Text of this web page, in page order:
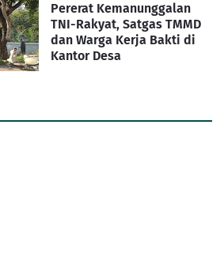
Pererat Kemanunggalan
TNI-Rakyat, Satgas TMMD
dan Warga Kerja Bakti di
Kantor Desa